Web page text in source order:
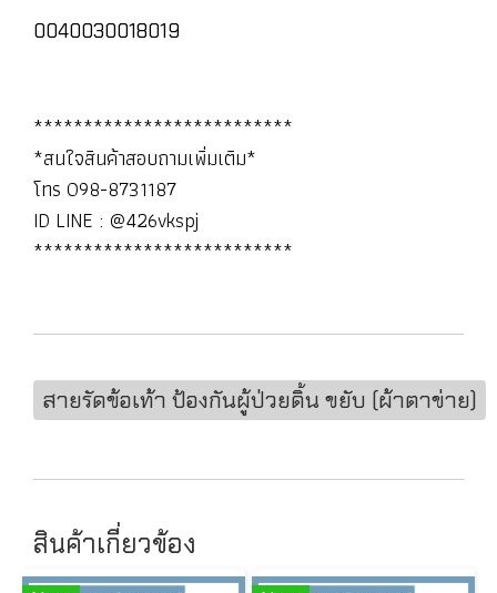
0040030018019
**************************
*สนใจสินค้าสอบถามเพิ่มเติม*
โทร 098-8731187
ID LINE : @426vkspj
**************************
สายรัดข้อเท้า ป้องกันผู้ป่วยดิ้น ขยับ (ผ้าตาข่าย)
สินค้าเกี่ยวข้อง